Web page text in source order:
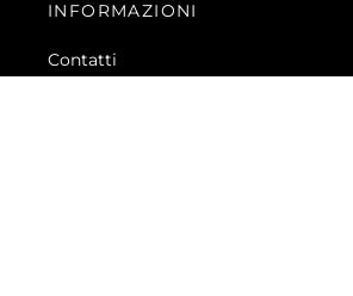
INFORMAZIONI
Contatti